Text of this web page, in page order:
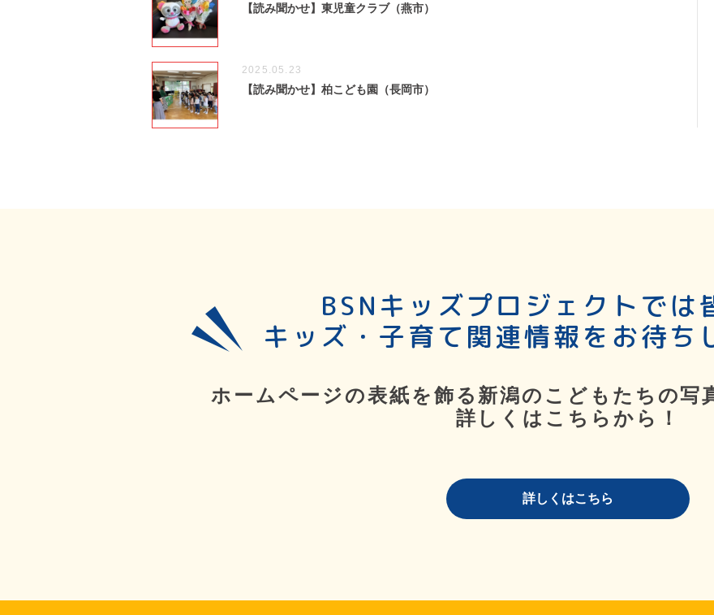
【読み聞かせ】東児童クラブ（燕市）
2025.05.23
【読み聞かせ】柏こども園（長岡市）
BSNキッズプロジェクトでは
キッズ・子育て関連情報をお待ち
ホームページの表紙を飾る新潟のこどもたちの写
詳しくはこちらから！
詳しくはこちら